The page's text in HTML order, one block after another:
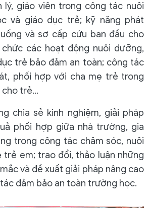
lý, giáo viên trong công tác nuôi
và giáo dục trẻ; kỹ năng phát
và sơ cấp cứu ban đầu cho
các hoạt động nuôi dưỡng,
trẻ bảo đảm an toàn; công tác
phối hợp với cha mẹ trẻ trong
cho trẻ…
chia sẻ kinh nghiệm, giải pháp
phối hợp giữa nhà trường, gia
trong công tác chăm sóc, nuôi
trẻ em; trao đổi, thảo luận những
và đề xuất giải pháp nâng cao
đảm bảo an toàn trường học.